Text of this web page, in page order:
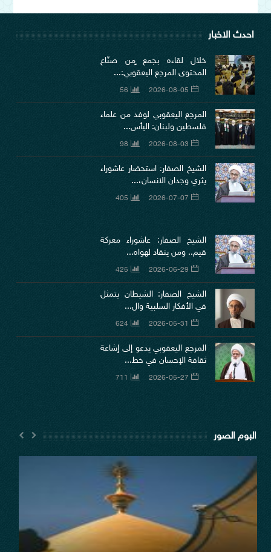
احدث الاخبار
خلال لقاءه بجمع ٍمن صنّاع
المحتوى المرجع اليعقوبي:...
2026-08-05
56
المرجع اليعقوبي لوفد من علماء
فلسطين ولبنان: اليأس...
2026-08-03
98
الشيخ الصفار: استحضار عاشوراء
يثري وجدان الانسان،...
2026-07-07
405
الشيخ الصفار: عاشوراء معركة
قيم.. ومن ينقاد لهواه...
2026-06-29
425
الشيخ الصفار: الشيطان يتمثل
في الأفكار السلبية وال...
2026-05-31
624
المرجع اليعقوبي يدعو إلى إشاعة
ثقافة الإحسان في خط...
2026-05-27
711
البوم الصور